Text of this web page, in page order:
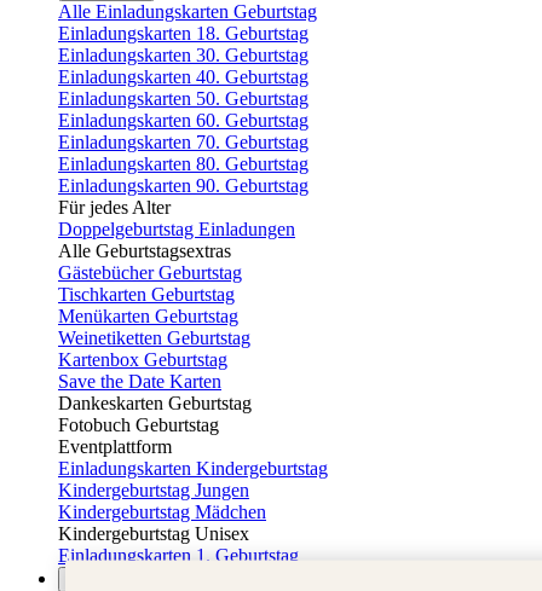
Alle Einladungskarten Geburtstag
Einladungskarten 18. Geburtstag
Einladungskarten 30. Geburtstag
Einladungskarten 40. Geburtstag
Einladungskarten 50. Geburtstag
Einladungskarten 60. Geburtstag
Einladungskarten 70. Geburtstag
Einladungskarten 80. Geburtstag
Einladungskarten 90. Geburtstag
Für jedes Alter
Doppelgeburtstag Einladungen
Alle Geburtstagsextras
Gästebücher Geburtstag
Tischkarten Geburtstag
Menükarten Geburtstag
Weinetiketten Geburtstag
Kartenbox Geburtstag
Save the Date Karten
Dankeskarten Geburtstag
Fotobuch Geburtstag
Eventplattform
Einladungskarten Kindergeburtstag
Kindergeburtstag Jungen
Kindergeburtstag Mädchen
Kindergeburtstag Unisex
Einladungskarten 1. Geburtstag